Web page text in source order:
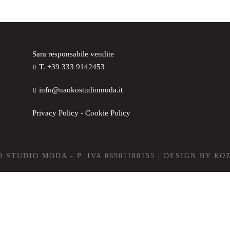
Sara responsabile vendite
T. +39 333 9142453
info@naokostudiomoda.it
Privacy Policy -Cookie Policy
STUDIO MODA - P. IVA 06901180155 | DESIGN BY